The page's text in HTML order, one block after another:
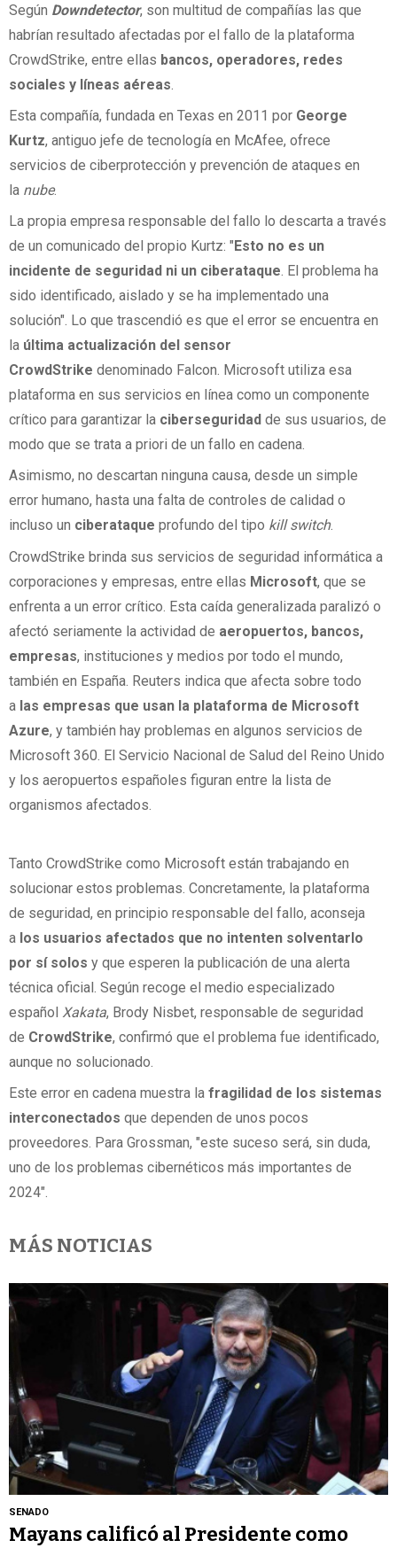
Según Downdetector, son multitud de compañías las que
habrían resultado afectadas por el fallo de la plataforma
CrowdStrike, entre ellas bancos, operadores, redes
sociales y líneas aéreas
Esta compañía, fundada en Texas en 2011 por George
Kurtz, antiguo jefe de tecnología en McAfee, ofrece
servicios de ciberprotección y prevención de ataques en
la nube.
La propia empresa responsable del fallo lo descarta a través
de un comunicado del propio Kurtz: " Esto no es un
incidente de seguridad ni un ciberataque. El problema ha
sido identificado, aislado y se ha implementado una
solución". Lo que trascendió es que el error se encuentra en
la última actualización del sensor
CrowdStrike denominado Falcon. Microsoft utiliza esa
plataforma en sus servicios en línea como un componente
crítico para garantizar la ciberseguridad de sus usuarios, de
modo que se trata a priori de un fallo en cadena.
Asimismo, no descartan ninguna causa, desde un simple
error humano, hasta una falta de controles de calidad o
incluso un ciberataque profundo del tipo kill switch.
CrowdStrike brinda sus servicios de seguridad informática a
corporaciones y empresas, entre ellas Microsoft, que se
enfrenta a un error crítico. Esta caída generalizada paralizó o
afectó seriamente la actividad de aeropuertos, bancos,
empresas, instituciones y medios por todo el mundo,
también en España. Reuters indica que afecta sobre todo
a las empresas que usan la plataforma de Microsoft
Azure, y también hay problemas en algunos servicios de
Microsoft 360. El Servicio Nacional de Salud del Reino Unido
y los aeropuertos españoles figuran entre la lista de
organismos afectados.
Tanto CrowdStrike como Microsoft están trabajando en
solucionar estos problemas. Concretamente, la plataforma
de seguridad, en principio responsable del fallo, aconseja
a los usuarios afectados que no intenten solventarlo
por sí solos y que esperen la publicación de una alerta
técnica oficial. Según recoge el medio especializado
español Xakata, Brody Nisbet, responsable de seguridad
de CrowdStrike, confirmó que el problema fue identificado,
aunque no solucionado.
Este error en cadena muestra la fragilidad de los sistemas
interconectados que dependen de unos pocos
proveedores. Para Grossman, "este suceso será, sin duda,
uno de los problemas cibernéticos más importantes de
2024".
MÁS NOTICIAS
SENADO
Mayans calificó al Presidente como